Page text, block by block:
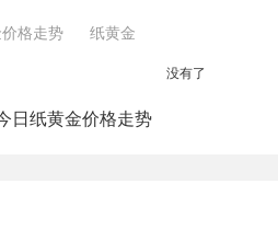
格走势 纸黄金
日纸黄金价格走势
没有了